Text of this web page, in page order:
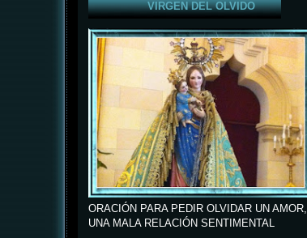
VIRGEN DEL OLVIDO
ORACIÓN PARA PEDIR OLVIDAR UN AMOR,
UNA MALA RELACIÓN SENTIMENTAL